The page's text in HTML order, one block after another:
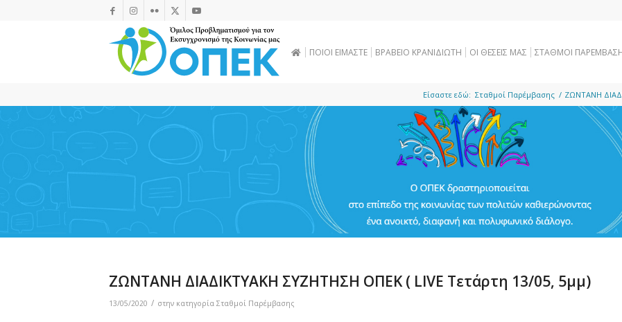
ΠΟΙΟΙ ΕΙΜΑΣΤΕ ΒΡΑΒΕΙΟ ΚΡΑΝΙΔΙΩΤΗ OI ΘΕΣΕΙΣ ΜΑΣ ΣΤΑΘΜΟΙ
Είσαστε εδώ: Σταθμοί Παρέμβασης / ΖΩΝΤΑΝΗ
ΖΩΝΤΑΝΗ ΔΙΑΔΙΚΤΥΑΚΗ ΣΥΖΗΤΗΣΗ ΟΠΕΚ ( LIVE Τετάρτη 13/05, 5μμ)
13/05/2020 / στην κατηγορία Σταθμοί Παρέμβασης